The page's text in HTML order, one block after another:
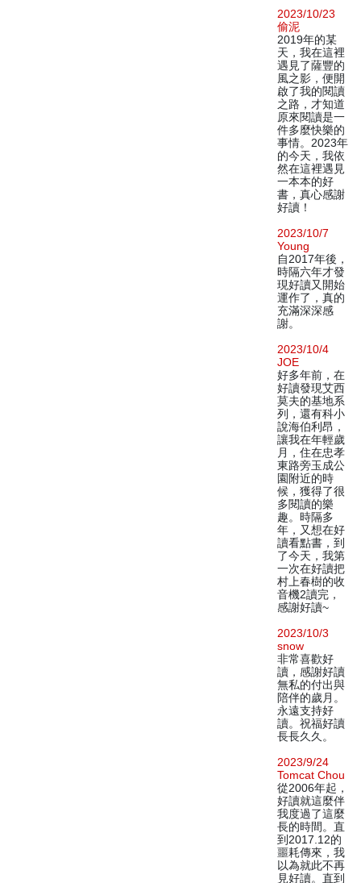
2023/10/23
偷泥
2019年的某
天，我在這裡
遇見了薩豐的
風之影，便開
啟了我的閱讀
之路，才知道
原來閱讀是一
件多麼快樂的
事情。2023年
的今天，我依
然在這裡遇見
一本本的好
書，真心感謝
好讀！
2023/10/7
Young
自2017年後，
時隔六年才發
現好讀又開始
運作了，真的
充滿深深感
謝。
2023/10/4
JOE
好多年前，在
好讀發現艾西
莫夫的基地系
列，還有科小
說海伯利昂，
讓我在年輕歲
月，住在忠孝
東路旁玉成公
園附近的時
候，獲得了很
多閱讀的樂
趣。時隔多
年，又想在好
讀看點書，到
了今天，我第
一次在好讀把
村上春樹的收
音機2讀完，
感謝好讀~
2023/10/3
snow
非常喜歡好
讀，感謝好讀
無私的付出與
陪伴的歲月。
永遠支持好
讀。祝福好讀
長長久久。
2023/9/24
Tomcat Chou
從2006年起，
好讀就這麼伴
我度過了這麼
長的時間。直
到2017.12的
噩耗傳來，我
以為就此不再
見好讀。直到